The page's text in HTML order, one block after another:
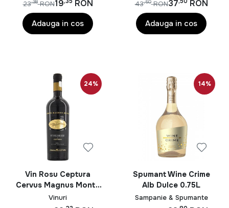
19 RON
23,38 RON
Adauga in cos
37 RON
43,50 RON
Adauga in cos
24%
Vin Rosu Ceptura
Cervus Magnus Monte
Feteasca Neagra 0.75L
Vinuri
14%
Spumant Wine Crime
Alb Dulce 0.75L
Sampanie & Spumante